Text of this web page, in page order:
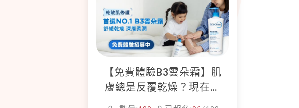
【免費體驗B3雲朵霜】肌
膚總是反覆乾燥？現在就
加入貝膚黛瑪修護體驗計